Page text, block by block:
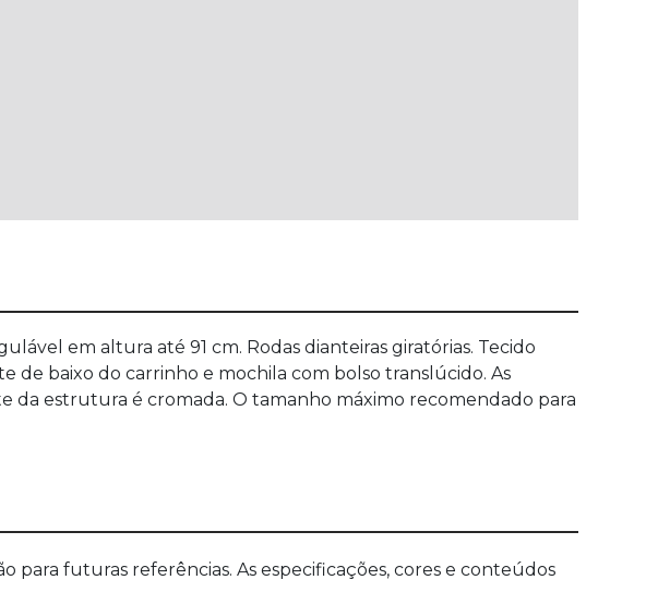
em altura até 91 cm. Rodas dianteiras giratórias. Tecido
baixo do carrinho e mochila com bolso translúcido. As
da estrutura é cromada. O tamanho máximo recomendado para
para futuras referências. As especificações, cores e conteúdos